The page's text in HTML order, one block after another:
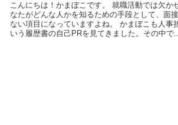
こんにちは！かまぼこです。 就職活動では欠か
なたがどんな人かを知るための手段として、面
ない項目になっていますよね。 かまぼこも人事
いう履歴書の自己PRを見てきました。その中で